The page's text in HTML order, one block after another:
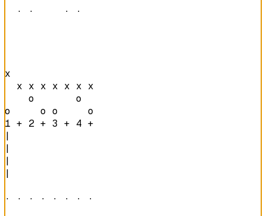
  · ·     · ·
x
  x x x x x x x
    o       o
o     o o     o
1 + 2 + 3 + 4 +
|
|
|
|
· · · · · · · ·